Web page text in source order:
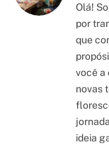
Olá!
por
que
você a
novas
ideia